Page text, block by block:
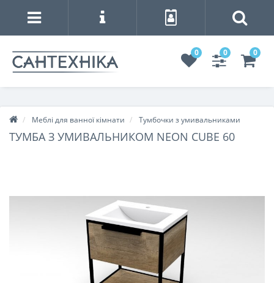
0 0 0
Меблі для ванної кімнати Тумбочки з умивальниками
ТУМБА З УМИВАЛЬНИКОМ NEON CUBE 60